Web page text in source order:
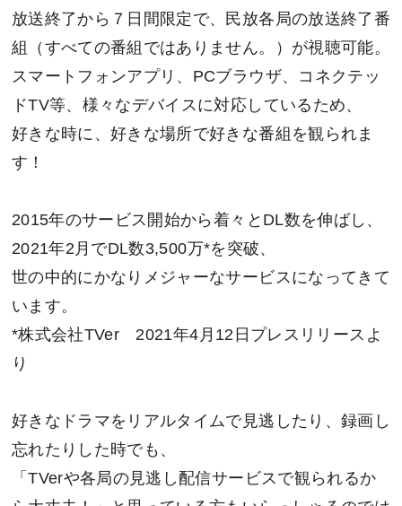
放送終了から７日間限定で、民放各局の放送終了番
組（すべての番組ではありません。）が視聴可能。
スマートフォンアプリ、PCブラウザ、コネクテッ
ドTV等、様々なデバイスに対応しているため、
好きな時に、好きな場所で好きな番組を観られま
す！
2015年のサービス開始から着々とDL数を伸ばし、
2021年2月でDL数3,500万*を突破、
世の中的にかなりメジャーなサービスになってきて
います。
*株式会社TVer 2021年4月12日プレスリリースよ
り
好きなドラマをリアルタイムで見逃したり、録画し
忘れたりした時でも、
「TVerや各局の見逃し配信サービスで観られるか